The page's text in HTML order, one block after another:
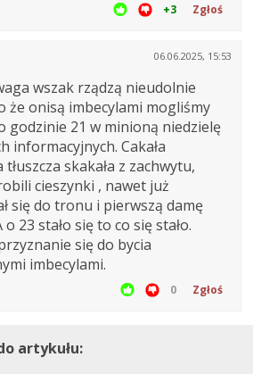
+3 Zgłoś
06.06.2025, 15:53
wszak rządzą nieudolnie
że onisą imbecylami mogliśmy
godzinie 21 w minioną niedzielę
informacyjnych. Cakała
skakała z zachwytu,
cieszynki , nawet już
się do tronu i pierwszą damę
o 23 stało się to co się stało.
się do bycia
imbecylami.
0 Zgłoś
artykułu: